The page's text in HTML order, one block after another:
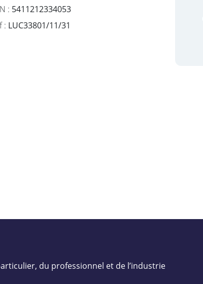
: 5411212334053
: LUC33801/11/31
du professionnel et de l’industrie